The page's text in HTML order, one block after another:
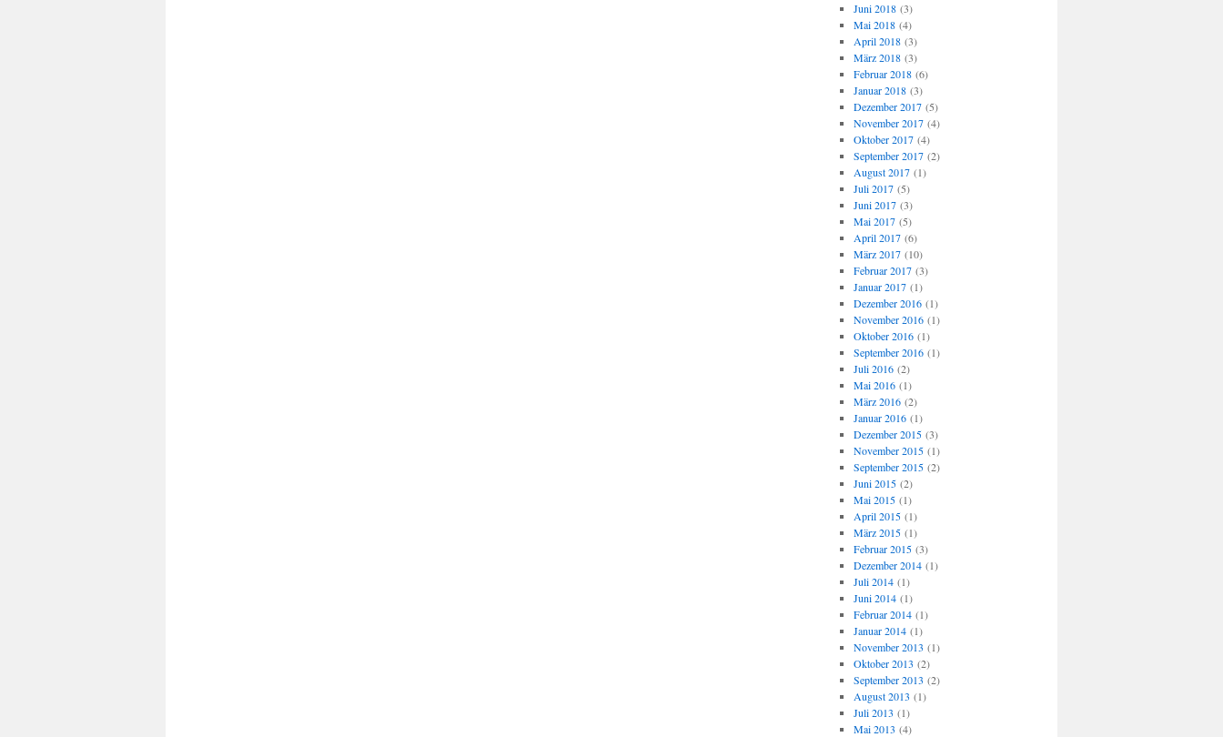
Juni 2018(3)
Mai 2018(4)
April 2018(3)
März 2018(3)
Februar 2018(6)
Januar 2018(3)
Dezember 2017(5)
November 2017(4)
Oktober 2017(4)
September 2017(2)
August 2017(1)
Juli 2017(5)
Juni 2017(3)
Mai 2017(5)
April 2017(6)
März 2017(10)
Februar 2017(3)
Januar 2017(1)
Dezember 2016(1)
November 2016(1)
Oktober 2016(1)
September 2016(1)
Juli 2016(2)
Mai 2016(1)
März 2016(2)
Januar 2016(1)
Dezember 2015(3)
November 2015(1)
September 2015(2)
Juni 2015(2)
Mai 2015(1)
April 2015(1)
März 2015(1)
Februar 2015(3)
Dezember 2014(1)
Juli 2014(1)
Juni 2014(1)
Februar 2014(1)
Januar 2014(1)
November 2013 (1)
Oktober 2013 (2)
September 2013 (2)
August 2013 (1)
Juli 2013 (1)
Mai 2013 (4)